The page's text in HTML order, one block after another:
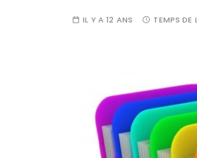
IL Y A 12 ANS TEMPS DE